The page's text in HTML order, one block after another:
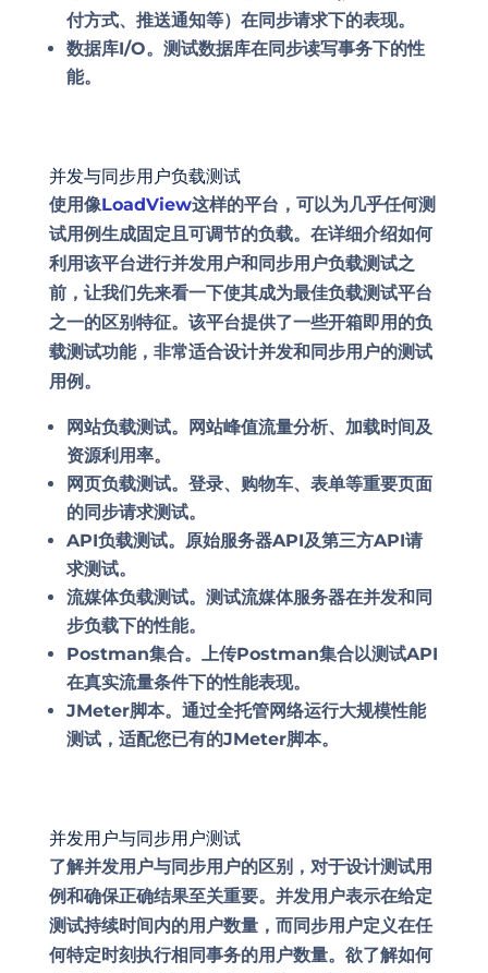
付方式、推送通知等）在同步请求下的表现。
数据库I/O。测试数据库在同步读写事务下的性
能。
并发与同步用户负载测试
使用像LoadView这样的平台，可以为几乎任何测
试用例生成固定且可调节的负载。在详细介绍如何
利用该平台进行并发用户和同步用户负载测试之
前，让我们先来看一下使其成为最佳负载测试平台
之一的区别特征。该平台提供了一些开箱即用的负
载测试功能，非常适合设计并发和同步用户的测试
用例。
网站负载测试。网站峰值流量分析、加载时间及
资源利用率。
网页负载测试。登录、购物车、表单等重要页面
的同步请求测试。
API负载测试。原始服务器API及第三方API请
求测试。
流媒体负载测试。测试流媒体服务器在并发和同
步负载下的性能。
Postman集合。上传Postman集合以测试API
在真实流量条件下的性能表现。
JMeter脚本。通过全托管网络运行大规模性能
测试，适配您已有的JMeter脚本。
并发用户与同步用户测试
了解并发用户与同步用户的区别，对于设计测试用
例和确保正确结果至关重要。并发用户表示在给定
测试持续时间内的用户数量，而同步用户定义在任
何特定时刻执行相同事务的用户数量。欲了解如何